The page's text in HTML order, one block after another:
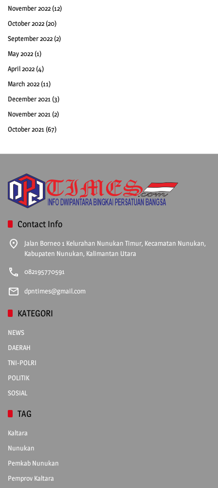
November 2022 (12)
October 2022 (20)
September 2022 (2)
May 2022 (1)
April 2022 (4)
March 2022 (11)
December 2021 (3)
November 2021 (2)
October 2021 (67)
Contact Info
Jalan Borneo 1 Kelurahan Nunukan Timur, Kecamatan Nunukan,
Kabupaten Nunukan, Kalimantan Utara
082195770591
dpntimes@gmail.com
KATEGORI
NEWS
DAERAH
TNI-POLRI
POLITIK
SOSIAL
TAG
Kaltara
Nunukan
Pemkab Nunukan
Pemprov Kaltara